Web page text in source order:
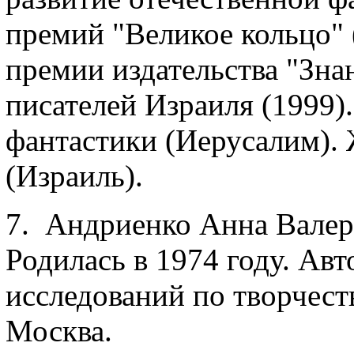
премий "Великое
премии издательства
писателей Израиля
фантастики
(Израиль).
7. Андриенко Анна
Родилась в 1974 году.
исследований по
Москва.